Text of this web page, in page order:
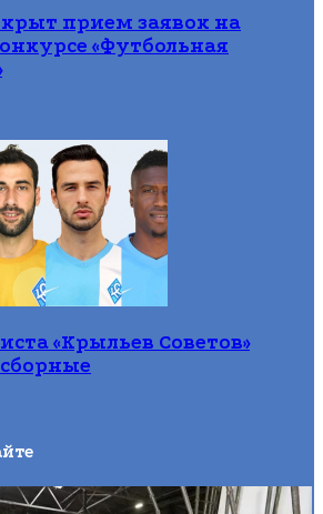
прием заявок на
«Футбольная
«Крыльев Советов»